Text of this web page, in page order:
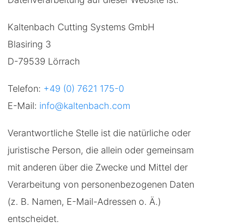
Kaltenbach Cutting Systems GmbH
Blasiring 3
D-79539 Lörrach
Telefon: +49 (0) 7621 175-0
E-Mail: info@kaltenbach.com
Verantwortliche Stelle ist die natürliche oder
juristische Person, die allein oder gemeinsam
mit anderen über die Zwecke und Mittel der
Verarbeitung von personenbezogenen Daten
(z. B. Namen, E-Mail-Adressen o. Ä.)
entscheidet.